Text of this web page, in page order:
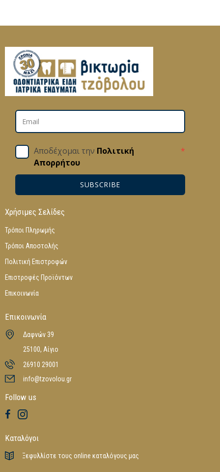
Αποδέχομαι την Πολιτική
Απορρήτου
*
SUBSCRIBE
Χρήσιμες Σελίδες
Τρόποι Πληρωμής
Τρόποι Αποστολής
Πολιτική Επιστροφών
Επιστροφές Προϊόντων
Επικοινωνία
Επικοινωνία
Δαφνών 39
25100, Αίγιο
26910 29001
info@tzovolou.gr
Follow us
Καταλόγοι
Ξεφυλλίστε τους online καταλόγους μας